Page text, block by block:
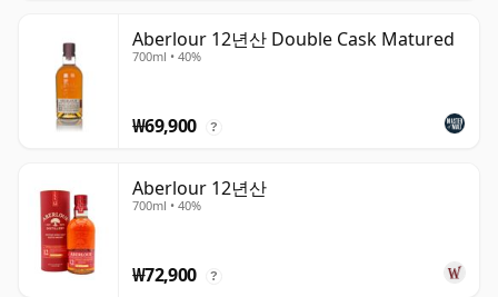
Aberlour 12년산 Double Cask Matured
700ml • 40%
₩69,900 ?
Aberlour 12년산
700ml • 40%
₩72,900 ?